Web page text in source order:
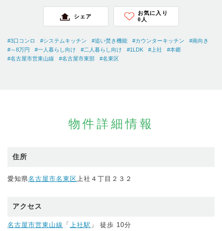
シェア
お気に入り
0 人
#3口コンロ #システムキッチン #追い焚き機能 #カウンターキッチン
#南向き
#～8万円
#一人暮らし向け #二人暮らし向け #1LDK #上社
#本郷
#名古屋市営東山線
#名古屋市東部 #名東区
物件詳細情報
住所
愛知県名古屋市名東区上社４丁目２３２
アクセス
名古屋市営東山線 「 上社駅 」 徒歩 10分